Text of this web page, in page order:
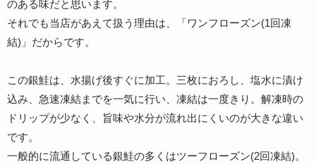
のある味だと思います。
それでも当店があえて扱う理由は、「ワンフローズン(1回凍
結)」だからです。
この銀鮭は、水揚げ後すぐに加工。三枚におろし、塩水に漬け
込み、急速凍結までを一気に行い、凍結は一度きり。解凍時の
ドリップが少なく、旨味や水分が流れ出にくいのが大きな違い
です。
一般的に流通している銀鮭の多くはツーフローズン(2回凍結)。